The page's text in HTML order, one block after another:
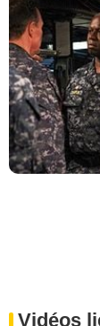
Vidéos